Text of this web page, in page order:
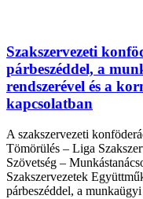
Szakszervezeti
párbeszéddel, a
rendszerével és a
kapcsolatban
A szakszervezeti
Tömörülés – Liga
Szövetség –
Szakszervezetek
párbeszéddel, a